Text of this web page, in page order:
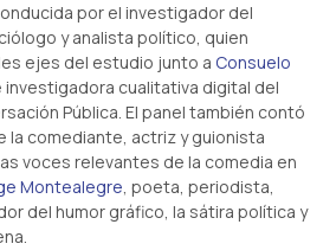
por el investigador del
y analista político, quien
ejes del estudio junto a Consuelo
investigadora cualitativa digital del
Pública. El panel también contó
la comediante, actriz y guionista
voces relevantes de la comedia en
Montealegre, poeta, periodista,
del humor gráfico, la sátira política y